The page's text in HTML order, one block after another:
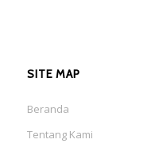
SITE MAP
Beranda
Tentang Kami